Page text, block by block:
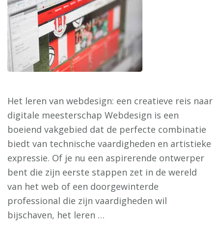
Het leren van webdesign: een creatieve reis naar
digitale meesterschap Webdesign is een
boeiend vakgebied dat de perfecte combinatie
biedt van technische vaardigheden en artistieke
expressie. Of je nu een aspirerende ontwerper
bent die zijn eerste stappen zet in de wereld
van het web of een doorgewinterde
professional die zijn vaardigheden wil
bijschaven, het leren …